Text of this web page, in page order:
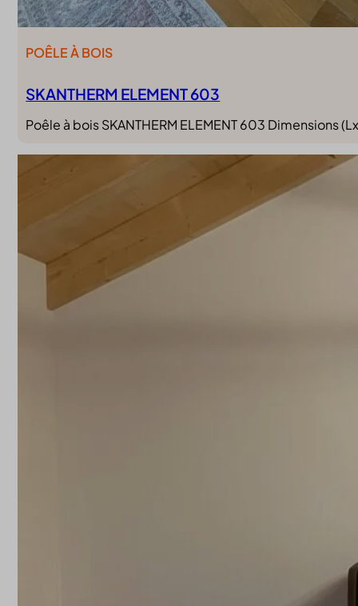
SKANTHERM ELEMENT 603
POÊLE À BOIS
Poêle à bois SKANTHERM ELEMENT 603 Dimensions